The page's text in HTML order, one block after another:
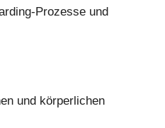
Prozesse und
und körperlichen